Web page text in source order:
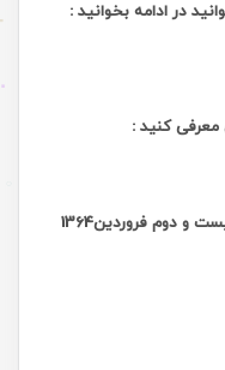
در ادامه بخوانید :
معرفی کنید :
دوم فروردین1364